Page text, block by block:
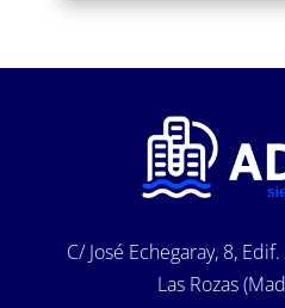
C/ José Echegaray, 8,
Las Rozas